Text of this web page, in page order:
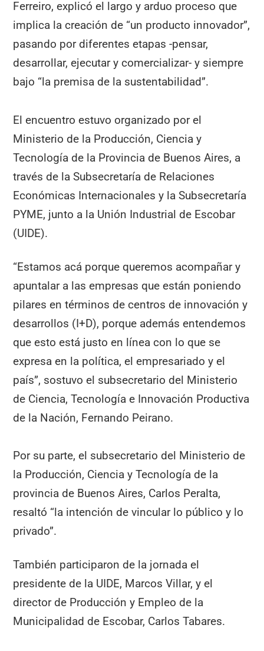
Ferreiro, explicó el largo y arduo proceso que
implica la creación de “un producto innovador”,
pasando por diferentes etapas -pensar,
desarrollar, ejecutar y comercializar- y siempre
bajo “la premisa de la sustentabilidad”.
El encuentro estuvo organizado por el
Ministerio de la Producción, Ciencia y
Tecnología de la Provincia de Buenos Aires, a
través de la Subsecretaría de Relaciones
Económicas Internacionales y la Subsecretaría
PYME, junto a la Unión Industrial de Escobar
(UIDE).
“Estamos acá porque queremos acompañar y
apuntalar a las empresas que están poniendo
pilares en términos de centros de innovación y
desarrollos (I+D), porque además entendemos
que esto está justo en línea con lo que se
expresa en la política, el empresariado y el
país”, sostuvo el subsecretario del Ministerio
de Ciencia, Tecnología e Innovación Productiva
de la Nación, Fernando Peirano.
Por su parte, el subsecretario del Ministerio de
la Producción, Ciencia y Tecnología de la
provincia de Buenos Aires, Carlos Peralta,
resaltó “la intención de vincular lo público y lo
privado”.
También participaron de la jornada el
presidente de la UIDE, Marcos Villar, y el
director de Producción y Empleo de la
Municipalidad de Escobar, Carlos Tabares.